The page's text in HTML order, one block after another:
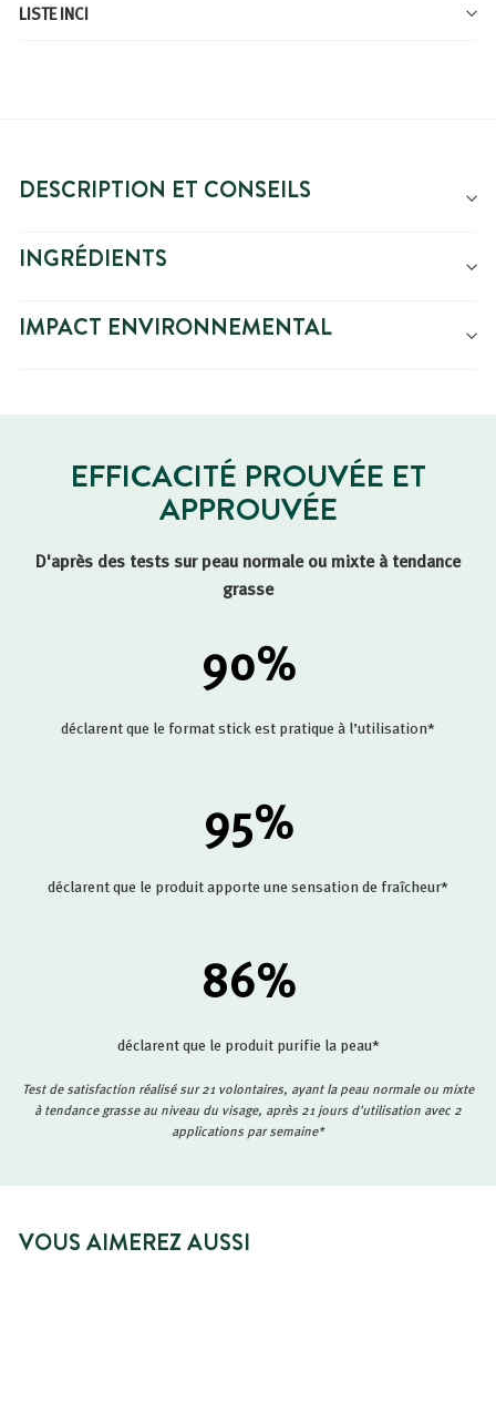
LISTE INCI
DESCRIPTION ET CONSEILS
INGRÉDIENTS
IMPACT ENVIRONNEMENTAL
EFFICACITÉ PROUVÉE ET
APPROUVÉE
D'après des tests sur peau normale ou mixte à tendance
grasse
90%
déclarent que le format stick est pratique à l’utilisation*
95%
déclarent que le produit apporte une sensation de fraîcheur*
86%
déclarent que le produit purifie la peau*
Test de satisfaction réalisé sur 21 volontaires, ayant la peau normale ou mixte
à tendance grasse au niveau du visage, après 21 jours d'utilisation avec 2
applications par semaine*
VOUS AIMEREZ AUSSI